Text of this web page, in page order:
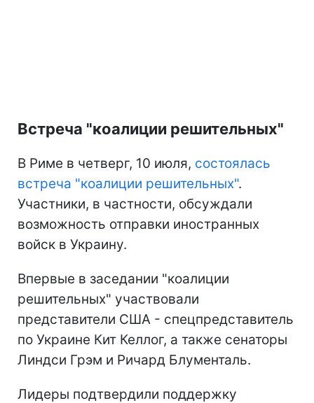
Встреча "коалиции решительных"
В Риме в четверг, 10 июля, состоялась
встреча "коалиции решительных".
Участники, в частности, обсуждали
возможность отправки иностранных
войск в Украину.
Впервые в заседании "коалиции
решительных" участвовали
представители США - спецпредставитель
по Украине Кит Келлог, а также сенаторы
Линдси Грэм и Ричард Блументаль.
Лидеры подтвердили поддержку